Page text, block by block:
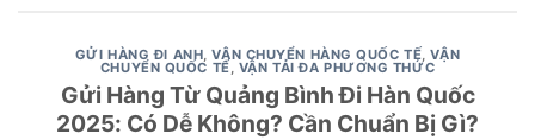
GỬI HÀNG ĐI ANH ,VẬN CHUYỂN HÀNG QUỐC TẾ ,VẬN
CHUYỂN QUỐC TẾ VẬN TẢI ĐA PHƯƠNG THỨC
Gửi Hàng Từ Quảng Bình Đi Hàn Quốc
2025: Có Dễ Không? Cần Chuẩn Bị Gì?